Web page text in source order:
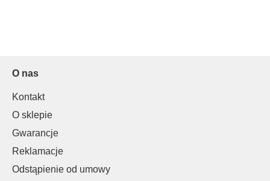
O nas
Kontakt
O sklepie
Gwarancje
Reklamacje
Odstąpienie od umowy